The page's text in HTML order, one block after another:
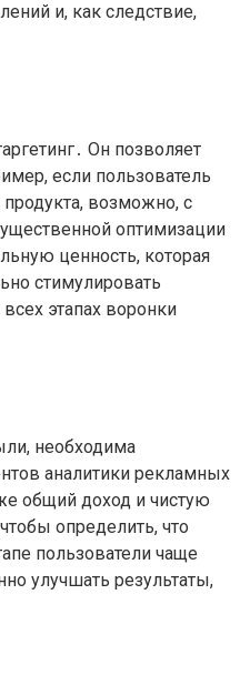
и, как следствие,
Он позволяет
если пользователь
возможно, с
оптимизации
ценность, которая
стимулировать
этапах воронки
необходима
аналитики рекламных
общий доход и чистую
определить, что
пользователи чаще
улучшать результаты,